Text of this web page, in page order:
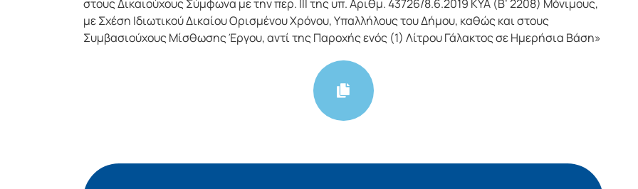
στους Δικαιούχους Σύμφωνα με την περ. ΙΙΙ της υπ. Αριθμ. 43726/8.6.2019 ΚΥΑ (Β’ 2208) Μόνιμους,
με Σχέση Ιδιωτικού Δικαίου Ορισμένου Χρόνου, Υπαλλήλους του Δήμου, καθώς και στους
Συμβασιούχους Μίσθωσης Έργου, αντί της Παροχής ενός (1) Λίτρου Γάλακτος σε Ημερήσια Βάση»